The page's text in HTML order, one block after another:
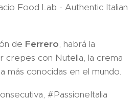
Food Lab - Authentic Italian
de Ferrero, habrá la
crepes con Nutella, la crema
más conocidas en el mundo.
#PassioneItalia